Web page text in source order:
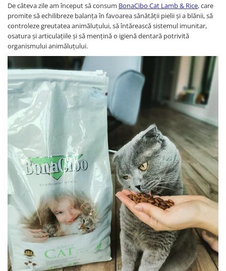
De câteva zile am început să consum BonaCibo Cat Lamb & Rice, care
promite să echilibreze balanța în favoarea sănătății pielii și a blănii, să
controleze greutatea animăluțului, să întărească sistemul imunitar,
osatura și articulațiile și să mențină o igienă dentară potrivită
organismului animăluțului.